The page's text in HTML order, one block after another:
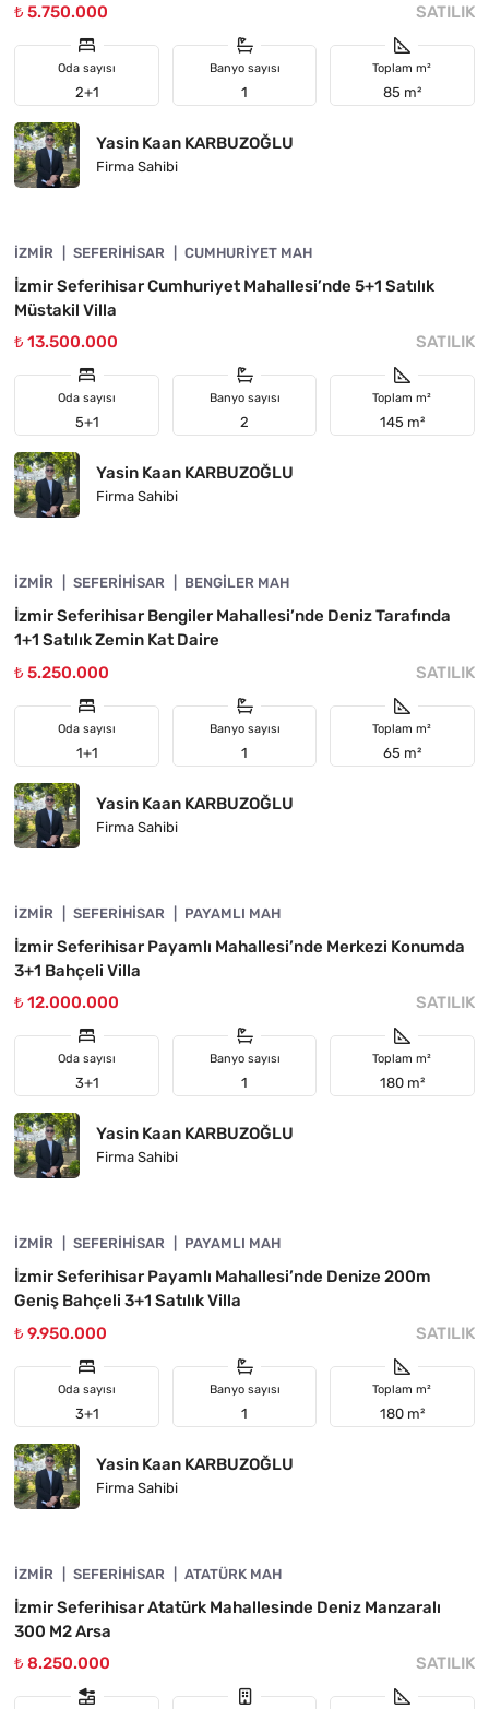
₺ 5.750.000 SATILIK
Oda sayısı
2+1
Banyo sayısı
1
Toplam m²
85 m²
Yasin Kaan KARBUZOĞLU
Firma Sahibi
ÖNE ÇIKAN
İZMIR SEFERIHISAR CUMHURIYET MAH
İzmir Seferihisar Cumhuriyet Mahallesi’nde 5+1 Satılık
Müstakil Villa
₺ 13.500.000
SATILIK
Oda sayısı
5+1
Banyo sayısı
2
Toplam m²
145 m²
Yasin Kaan KARBUZOĞLU
Firma Sahibi
ÖNE ÇIKAN
İZMIR SEFERIHISAR BENGILER MAH
İzmir Seferihisar Bengiler Mahallesi’nde Deniz Tarafında
1+1 Satılık Zemin Kat Daire
₺ 5.250.000
SATILIK
Oda sayısı
1+1
Banyo sayısı
1
Toplam m²
65 m²
Yasin Kaan KARBUZOĞLU
Firma Sahibi
ÖNE ÇIKAN
İZMIR SEFERIHISAR PAYAMLI MAH
İzmir Seferihisar Payamlı Mahallesi’nde Merkezi Konumda
3+1 Bahçeli Villa
₺ 12.000.000
SATILIK
Oda sayısı
3+1
Banyo sayısı
1
Toplam m²
180 m²
Yasin Kaan KARBUZOĞLU
Firma Sahibi
ÖNE ÇIKAN
İZMIR SEFERIHISAR PAYAMLI MAH
İzmir Seferihisar Payamlı Mahallesi’nde Denize 200m
Geniş Bahçeli 3+1 Satılık Villa
₺ 9.950.000
SATILIK
Oda sayısı
3+1
Banyo sayısı
1
Toplam m²
180 m²
Yasin Kaan KARBUZOĞLU
Firma Sahibi
ÖNE ÇIKAN
İZMIR SEFERIHISAR ATATÜRK MAH
İzmir Seferihisar Atatürk Mahallesinde Deniz Manzaralı
300 M2 Arsa
₺ 8.250.000
SATILIK